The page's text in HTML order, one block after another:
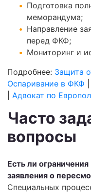
Подготовка
меморандума;
Направление
перед ФКФ;
Мониторинг и
Подробнее: Защита
Оспаривание в ФКФ
Адвокат по
Часто
вопросы
Есть ли
заявления о
Специальных